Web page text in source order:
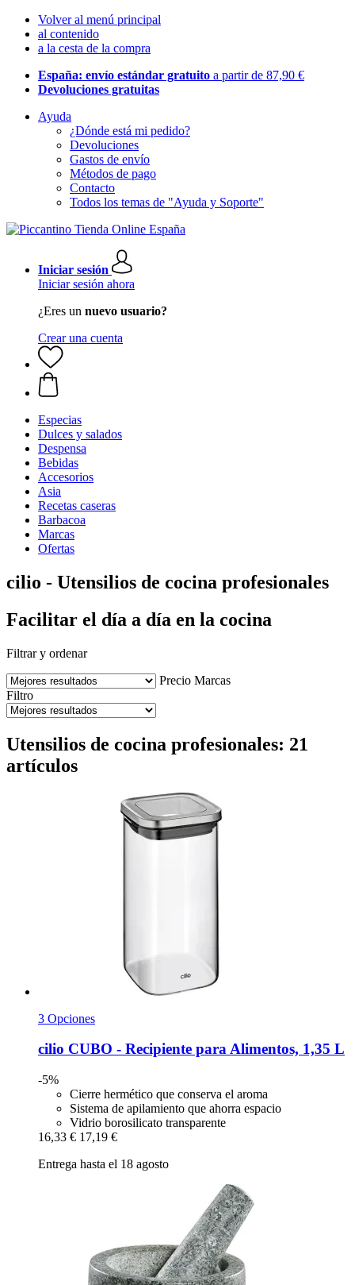
Volver al menú principal
al contenido
a la cesta de la compra
España: envío estándar gratuito a partir de 87,90 €
Devoluciones gratuitas
Ayuda
¿Dónde está mi pedido?
Devoluciones
Gastos de envío
Métodos de pago
Contacto
Todos los temas de "Ayuda y Soporte"
Iniciar sesión
Iniciar sesión ahora
¿Eres un nuevo usuario?
Crear una cuenta
Especias
Dulces y salados
Despensa
Bebidas
Accesorios
Asia
Recetas caseras
Barbacoa
Marcas
Ofertas
cilio - Utensilios de cocina profesionales
Facilitar el día a día en la cocina
Filtrar y ordenar
Precio Marcas
Filtro
Utensilios de cocina profesionales: 21
artículos
3 Opciones
cilio CUBO -​ Recipiente para Alimentos, 1,35 L
-5%
Cierre hermético que conserva el aroma
Sistema de apilamiento que ahorra espacio
Vidrio borosilicato transparente
16,33 € 17,19 €
Entrega hasta el 18 agosto